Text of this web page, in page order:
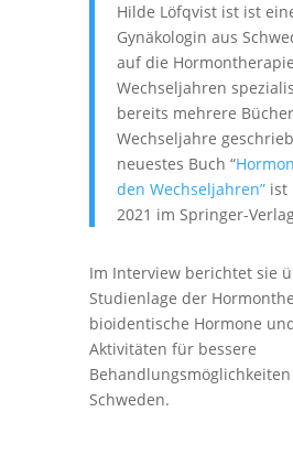
Hilde Löfqvist ist ist
Gynäkologin aus
auf die
Wechseljahren
bereits mehrere
Wechseljahre
neuestes Buch “
den Wechseljahren” ist
2021 im Springer-
Im Interview berichtet sie
Studienlage der
bioidentische Hormone
Aktivitäten für bessere
Schweden.